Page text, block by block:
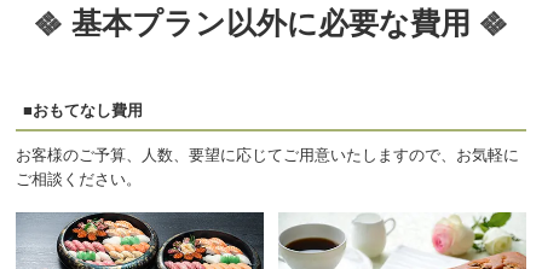
基本プラン以外に必要な費用
■おもてなし費用
お客様のご予算、人数、要望に応じてご用意いたしますので、お気軽に
ご相談ください。